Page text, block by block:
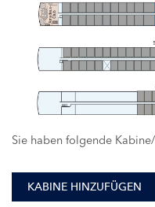
Sie haben folgende
KABINE HINZUFÜGEN